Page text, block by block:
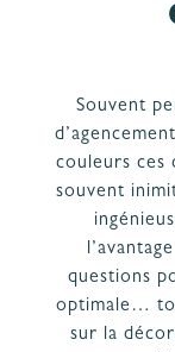
Souvent
couleurs ces
souvent
questions
optimale…
sur la